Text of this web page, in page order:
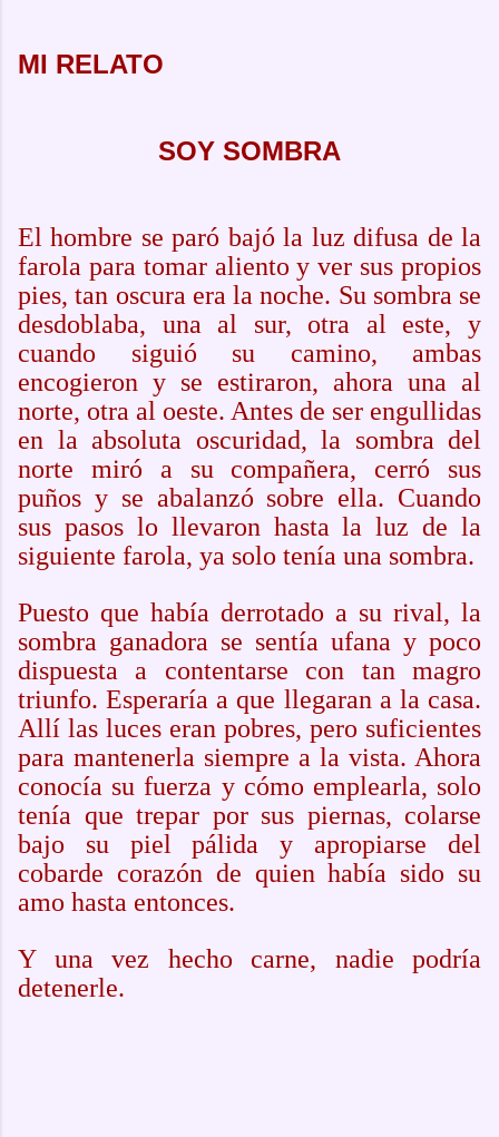
MI RELATO
SOY SOMBRA
El hombre se paró bajó la luz difusa de la
farola para tomar aliento y ver sus propios
pies, tan oscura era la noche. Su sombra se
desdoblaba, una al sur, otra al este, y
cuando siguió su camino, ambas
encogieron y se estiraron, ahora una al
norte, otra al oeste. Antes de ser engullidas
en la absoluta oscuridad, la sombra del
norte miró a su compañera, cerró sus
puños y se abalanzó sobre ella. Cuando
sus pasos lo llevaron hasta la luz de la
siguiente farola, ya solo tenía una sombra.
Puesto que había derrotado a su rival, la
sombra ganadora se sentía ufana y poco
dispuesta a contentarse con tan magro
triunfo. Esperaría a que llegaran a la casa.
Allí las luces eran pobres, pero suficientes
para mantenerla siempre a la vista. Ahora
conocía su fuerza y cómo emplearla, solo
tenía que trepar por sus piernas, colarse
bajo su piel pálida y apropiarse del
cobarde corazón de quien había sido su
amo hasta entonces.
Y una vez hecho carne, nadie podría
detenerle.